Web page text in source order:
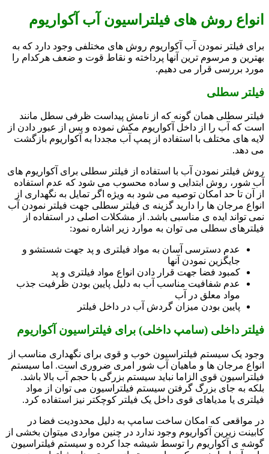
انواع روش های فیلتراسیون آب آکواریوم
برای فیلتر نمودن آب آکواریوم روش های مختلفی وجود دارد که به
بهترین و مرسوم ترین آنها پرداخته و نقاط قوت و ضعف هرکدام را
مورد بررسی قرار می دهیم.
فیلتر سطلی
فیلتر سطلی همان گونه که از نامش پیداست ظرفی سطل مانند
است که آب را از داخل آکواریوم مکش نموده و پس از عبور دادن از
لایه های مختلف با استفاده از پمپ آب مجددا به آکواریوم بازگشت
می دهد.
روش فیلتر نمودن آب با استفاده از فیلتر سطلی برای آکواریوم های
آب شور، روش ابتدایی و ساده محسوب می شود که عدم استفاده
از آن تا حد امکان توصیه می شود به ویژه اگر تمایل به نگهداری از
انواع مرجان ها را دارید گزینه ی فیلتر سطلی جهت فیلتر نمودن آب
نمی تواند ایده ی مناسبی باشد. از مشکلات اصلی در استفاده از
فیلترهای سطلی می توان به موارد زیر اشاره نمود:
عدم دسترسی آسان به مواد فیلتری و پد جهت شستشو و
جایگزین نمودن آنها
کمبود فضا جهت قرار دادن انواع مواد فیلتری و پد
عدم شفافیت مناسب آب به دلیل پایین بودن ظرفیت جذب
مواد معلق در آب
پایین بودن میزان گردش آب در داخل فیلتر
فیلتر داخلی (سامپ داخلی) برای فیلتراسیون آکواریوم
وجود یک سیستم فیلتراسیون خوب و قوی برای نگهداری مناسب از
انواع مرجان ها و ماهیان آب شور امری ضروری است. اما سیستم
فیلتراسیون قوی الزاما نباید سیستم بزرگی با حجم آب بالا باشد.
بلکه به جای بزرگ گرفتن سیستم فیلتراسیون می توان از مواد
فیلتری یا مدیاهای قوی داخل یک فیلتر کوچکتر نیز استفاده کرد.
در مواقعی که امکان ساخت سامپ به دلیل محدودیت فضا در
کابینت زیرین آکواریوم وجود ندارد در چنین مواردی میتوان بخشی از
گوشه ی آکواریوم را توسط شیشه جدا کرده و سیستم فیلتراسیون